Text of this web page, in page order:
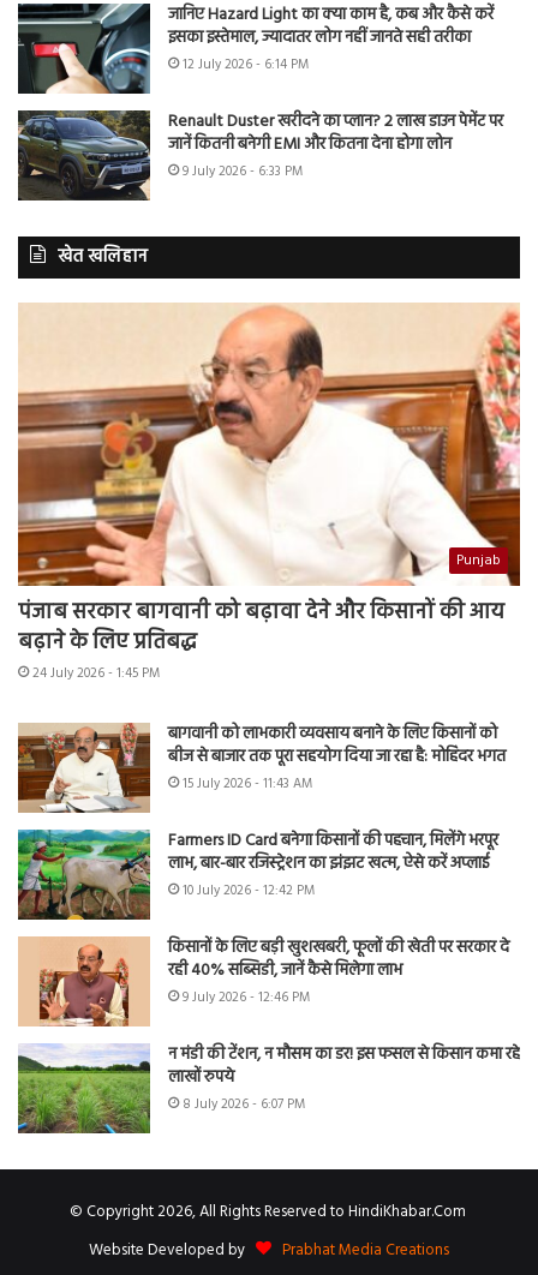
जानिए Hazard Light का क्या काम है, कब और कैसे करें
इसका इस्तेमाल, ज्यादातर लोग नहीं जानते सही तरीका
12 July 2026 - 6:14 PM
Renault Duster खरीदने का प्लान? 2 लाख डाउन पेमेंट पर
जानें कितनी बनेगी EMI और कितना देना होगा लोन
9 July 2026 - 6:33 PM
खेत खलिहान
Punjab
पंजाब सरकार बागवानी को बढ़ावा देने और किसानों की आय
बढ़ाने के लिए प्रतिबद्ध
24 July 2026 - 1:45 PM
बागवानी को लाभकारी व्यवसाय बनाने के लिए किसानों को
बीज से बाजार तक पूरा सहयोग दिया जा रहा है: मोहिंदर भगत
15 July 2026 - 11:43 AM
Farmers ID Card बनेगा किसानों की पहचान, मिलेंगे भरपूर
लाभ, बार-बार रजिस्ट्रेशन का झंझट खत्म, ऐसे करें अप्लाई
10 July 2026 - 12:42 PM
किसानों के लिए बड़ी खुशखबरी, फूलों की खेती पर सरकार दे
रही 40% सब्सिडी, जानें कैसे मिलेगा लाभ
9 July 2026 - 12:46 PM
न मंडी की टेंशन, न मौसम का डर! इस फसल से किसान कमा रहे
लाखों रुपये
8 July 2026 - 6:07 PM
© Copyright 2026, All Rights Reserved to HindiKhabar.Com
Website Developed by
Prabhat Media Creations